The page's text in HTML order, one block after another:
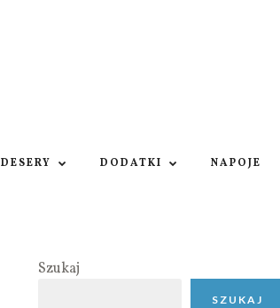
DESERY DODATKI NAPOJE
Szukaj
SZUKAJ